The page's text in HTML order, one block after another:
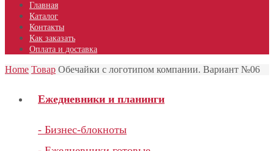
Главная
Каталог
Контакты
Как заказать
Оплата и доставка
Home Товар Обечайки с логотипом компании. Вариант №06
Ежедневники и планинги
- Бизнес-блокноты